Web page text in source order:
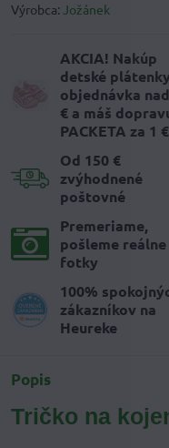
Výrobca: Jožánek
AKCIA! Nakúp
detské
objednávka
€ a máš
PACKETA za 1
Od 150 €
zvýhodnené
poštovné
Premeriame,
pošleme reálne
fotky
100%
zákazníkov na
Heureke
Popis
Tričko na